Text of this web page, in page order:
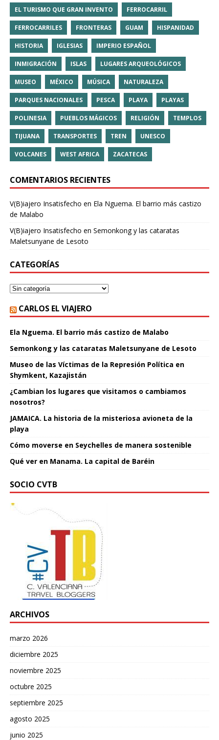
EL TURISMO QUE GRAN INVENTO FERROCARRIL
FERROCARRILES FRONTERAS GUAM HISPANIDAD
HISTORIA IGLESIAS IMPERIO ESPAÑOL
INMIGRACIÓN ISLAS LUGARES ARQUEOLÓGICOS
MUSEO MÉXICO MÚSICA NATURALEZA
PARQUES NACIONALES PESCA PLAYA PLAYAS
POLINESIA PUEBLOS MÁGICOS RELIGIÓN TEMPLOS
TIJUANA TRANSPORTES TREN UNESCO
VOLCANES WEST AFRICA ZACATECAS
COMENTARIOS RECIENTES
V(B)iajero Insatisfecho en Ela Nguema. El barrio más castizo
de Malabo
V(B)iajero Insatisfecho en Semonkong y las cataratas
Maletsunyane de Lesoto
CATEGORÍAS
CARLOS EL VIAJERO
Ela Nguema. El barrio más castizo de Malabo
Semonkong y las cataratas Maletsunyane de Lesoto
Museo de las Víctimas de la Represión Política en
Shymkent, Kazajistán
¿Cambian los lugares que visitamos o cambiamos
nosotros?
JAMAICA. La historia de la misteriosa avioneta de la
playa
Cómo moverse en Seychelles de manera sostenible
Qué ver en Manama. La capital de Baréin
SOCIO CVTB
ARCHIVOS
marzo 2026
diciembre 2025
noviembre 2025
octubre 2025
septiembre 2025
agosto 2025
junio 2025